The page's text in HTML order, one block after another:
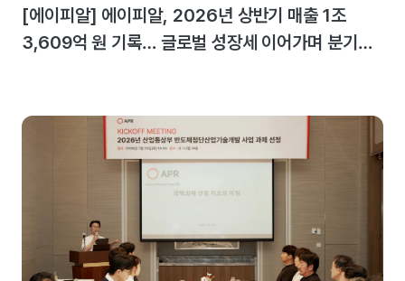
[에이피알] 에이피알, 2026년 상반기 매출 1조
3,609억 원 기록… 글로벌 성장세 이어가며 분기